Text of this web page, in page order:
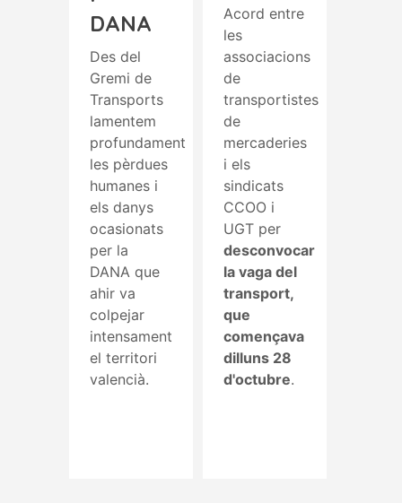
DANA
Des del
Gremi de
Transports
lamentem
profundament
les pèrdues
humanes i
els danys
ocasionats
per la
DANA que
ahir va
colpejar
intensament
el territori
valencià.
Acord entre
les
associacions
de
transportistes
de
mercaderies
i els
sindicats
CCOO i
UGT per
desconvocar
la vaga del
transport,
que
començava
dilluns 28
d'octubre.